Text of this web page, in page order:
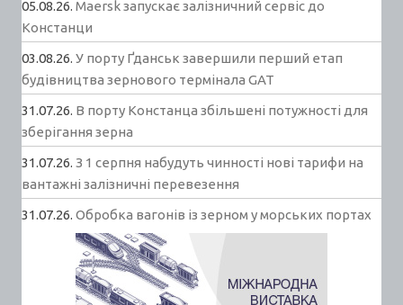
05.08.26. Maersk запускає залізничний сервіс до
Констанци
03.08.26. У порту Ґданськ завершили перший етап
будівництва зернового термінала GAT
31.07.26. В порту Констанца збільшені потужності для
зберігання зерна
31.07.26. З 1 серпня набудуть чинності нові тарифи на
вантажні залізничні перевезення
31.07.26. Обробка вагонів із зерном у морських портах